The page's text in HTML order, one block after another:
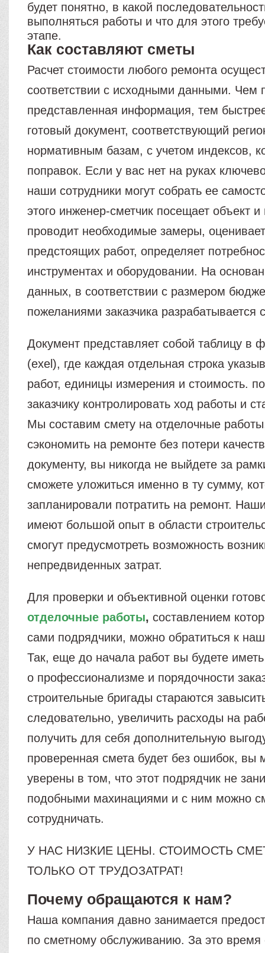
будет понятно, в какой
выполняться работы и что для этого
этапе.
Как составляют сметы
Расчет стоимости любого ремонта
соответствии с исходными данными. Чем
представленная информация, тем
готовый документ, соответствующий
нормативным базам, с учетом индексов,
поправок. Если у вас нет на руках
наши сотрудники могут собрать ее
этого инженер-сметчик посещает объект
проводит необходимые замеры,
предстоящих работ, определяет
инструментах и оборудовании. На
данных, в соответствии с размером
пожеланиями заказчика разрабатывается
Документ представляет собой таблицу в
(exel), где каждая отдельная строка
работ, единицы измерения и стоимость.
заказчику контролировать ход работы и
Мы составим смету на отделочные
сэкономить на ремонте без потери
документу, вы никогда не выйдете за
сможете уложиться именно в ту сумму,
запланировали потратить на ремонт.
имеют большой опыт в области
смогут предусмотреть возможность
непредвиденных затрат.
Для проверки и объективной оценки
отделочные работы, составлением
сами подрядчики, можно обратиться к
Так, еще до начала работ вы будете
о профессионализме и порядочности
строительные бригады стараются
следовательно, увеличить расходы на
получить для себя дополнительную
проверенная смета будет без ошибок, вы
уверены в том, что этот подрядчик не
подобными махинациями и с ним можно
сотрудничать.
У НАС НИЗКИЕ ЦЕНЫ. СТОИМОСТЬ
ТОЛЬКО ОТ ТРУДОЗАТРАТ!
Почему обращаются к нам?
Наша компания давно занимается
по сметному обслуживанию. За это